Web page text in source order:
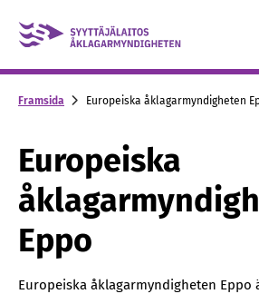
Skip to content -saavutettavuusohje
Framsida Europeiska åklagarmyndigheten
Europeiska
Eppo
Europeiska åklagarmyndigheten Eppo